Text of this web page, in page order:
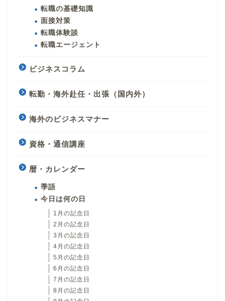
転職の基礎知識
面接対策
転職体験談
転職エージェント
ビジネスコラム
転勤・海外赴任・出張（国内外）
海外のビジネスマナー
資格・通信講座
暦・カレンダー
季語
今日は何の日
1月の記念日
2月の記念日
3月の記念日
4月の記念日
5月の記念日
6月の記念日
7月の記念日
8月の記念日